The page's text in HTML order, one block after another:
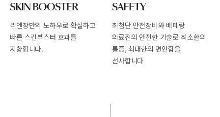
SKIN BOOSTER
리엔장만의 노하우로 확실하고
빠른 스킨부스터 효과를
지향합니다.
SAFETY
최첨단 안전장비와 베테랑
의료진의 안전한 기술로 최소한의
통증, 최대한의 편안함을
선사합니다